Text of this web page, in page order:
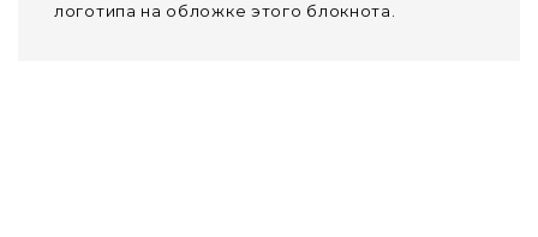
логотипа на обложке этого блокнота.